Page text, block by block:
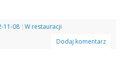
11-08 |W restauracji
Dodaj komentarz